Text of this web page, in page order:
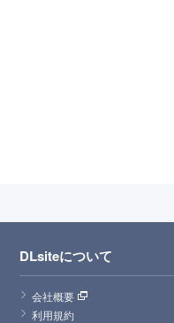
DLsiteについて
会社概要
利用規約